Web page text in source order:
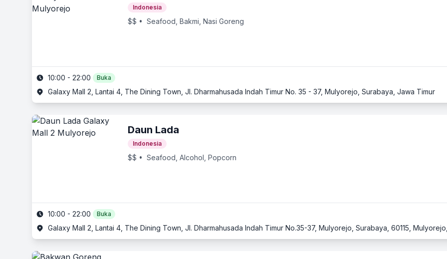
Indonesia
$$ • Seafood, Bakmi, Nasi Goreng
10:00 - 22:00 Buka
Galaxy Mall 2, Lantai 4, The Dining Town, Jl. Dharmahusada Indah Timur No. 35 - 37, Mulyorejo, Surabaya, Jawa Timur
Daun Lada
Indonesia
$$ • Seafood, Alcohol, Popcorn
10:00 - 22:00 Buka